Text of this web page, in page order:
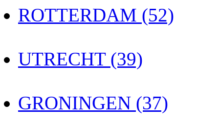
ROTTERDAM (52)
UTRECHT (39)
GRONINGEN (37)